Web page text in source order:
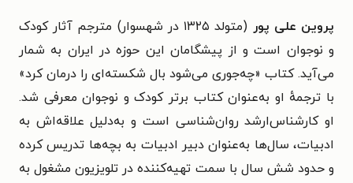
پروین علی پور
(متولد ۱۳۲۵ در شهسوار) مترجم آثار کودک
و نوجوان است و از پیشگامان این حوزه در ایران به شمار
می‌آید. کتاب «چه‌جوری می‌شود بال شکسته‌ای را درمان کرد»
با ترجمهٔ او به‌عنوان کتاب برتر کودک و نوجوان معرفی شد.
او کارشناس‌ارشد روان‌شناسی است و به‌دلیل علاقه‌اش به
ادبیات، سال‌ها به‌عنوان دبیر ادبیات به بچه‌ها تدریس کرده
و حدود شش سال با سمت تهیه‌کننده در تلویزیون مشغول به